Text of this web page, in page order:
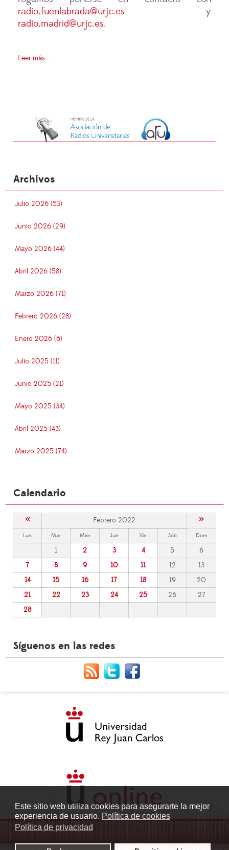
Este sitio web utiliza cookies para asegurarte la mejor
experiencia de usuario. Política de cookies
Política de privacidad
radio.fuenlabrada@urjc.es y
radio.madrid@urjc.es.
Leer más ...
Archivos
Julio 2026 (53)
Junio 2026 (29)
Mayo 2026 (44)
Abril 2026 (58)
Marzo 2026 (71)
Febrero 2026 (28)
Enero 2026 (6)
Julio 2025 (11)
Junio 2025 (21)
Mayo 2025 (34)
Abril 2025 (43)
Marzo 2025 (74)
Calendario
« Febrero 2022 »
Lun Mar Mier Jue Vie Sáb Dom
1 2 3 4 5
6
7
8 9 10 11 12
13
14
15 16 17 18 19
20
21
22 23 24 25 26
27
28
Síguenos en las redes